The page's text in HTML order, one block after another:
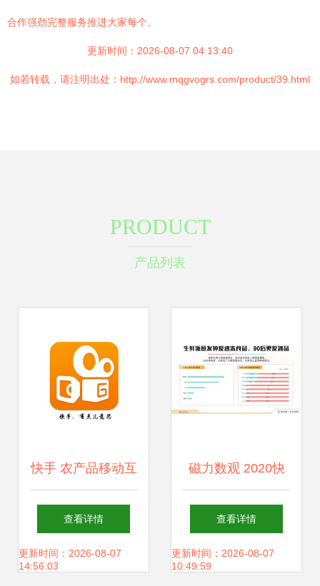
合作强劲完整服务推进大家每个。
更新时间：2026-08-07 04:13:40
如若转载，请注明出处：http://www.mqgvogrs.com/product/39.html
PRODUCT
产品列表
快手 农产品移动互
联网营销的下一个
风口
查看详情
更新时间：2026-08-07
14:56:03
磁力数观 2020快
手食品行业数据价
值报告解读——互
查看详情
更新时间：2026-08-07
10:49:59